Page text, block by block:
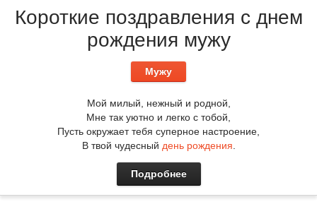
Короткие поздравления с днем
рождения мужу
Мужу
Мой милый, нежный и родной,
Мне так уютно и легко с тобой,
Пусть окружает тебя суперное настроение,
В твой чудесный день рождения.
Подробнее